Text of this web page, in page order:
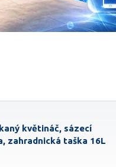
květináč, sázecí
zahradnická taška 16L